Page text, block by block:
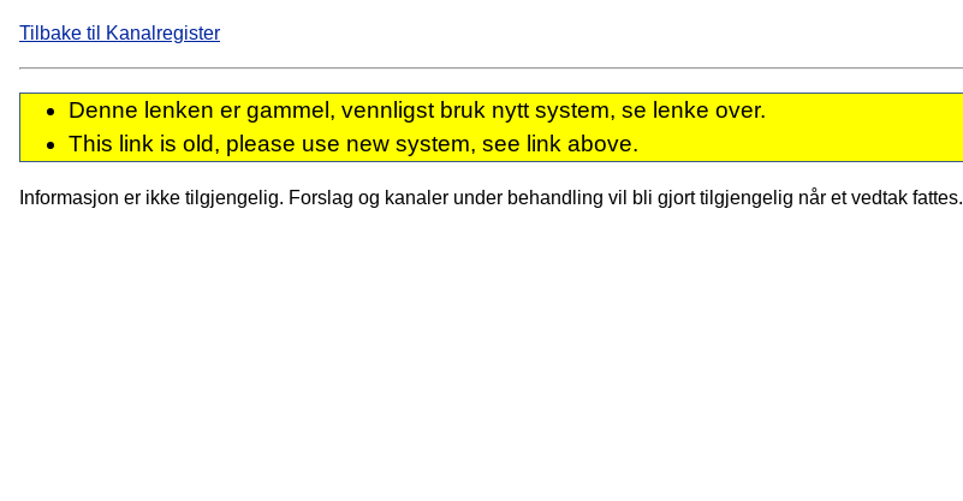
Tilbake til Kanalregister
Denne lenken er gammel, vennligst bruk nytt system, se lenke over.
This link is old, please use new system, see link above.
Informasjon er ikke tilgjengelig. Forslag og kanaler under behandling vil bli gjort tilgjengelig når et vedtak fattes.